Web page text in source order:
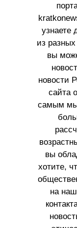
узнаете
из
вы
новости
сайта
самым мы
вы
хотите,
на